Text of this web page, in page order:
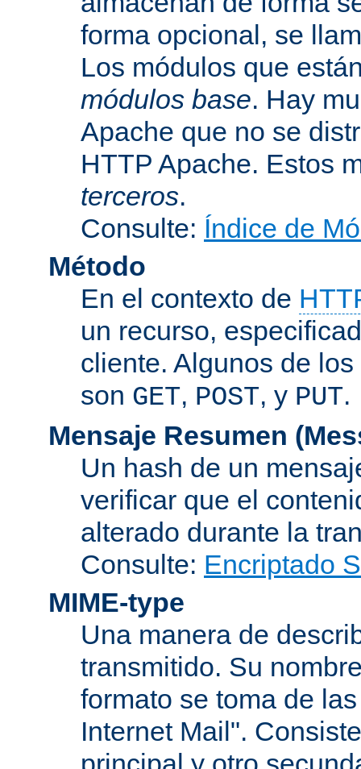
forma opcional, se
Los módulos que
módulos base. Hay
Apache que no se
HTTP Apache. Estos
terceros.
Consulte: Índice de
Método
En el contexto de
un recurso,
cliente. Algunos de
son GET, POST, y PUT.
Mensaje Resumen
Un hash de un
verificar que el
alterado durante la
Consulte: Encriptado
MIME-type
Una manera de
transmitido. Su
formato se toma de
Internet Mail".